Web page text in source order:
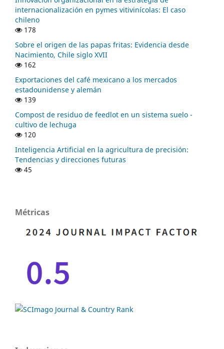
internacionalización en pymes vitivinícolas: El caso
chileno
178
Sobre el origen de las papas fritas: Evidencia desde
Nacimiento, Chile siglo XVII
162
Exportaciones del café mexicano a los mercados
estadounidense y alemán
139
Compost de residuo de feedlot en un sistema suelo -
cultivo de lechuga
120
Inteligencia Artificial en la agricultura de precisión:
Tendencias y direcciones futuras
45
Métricas